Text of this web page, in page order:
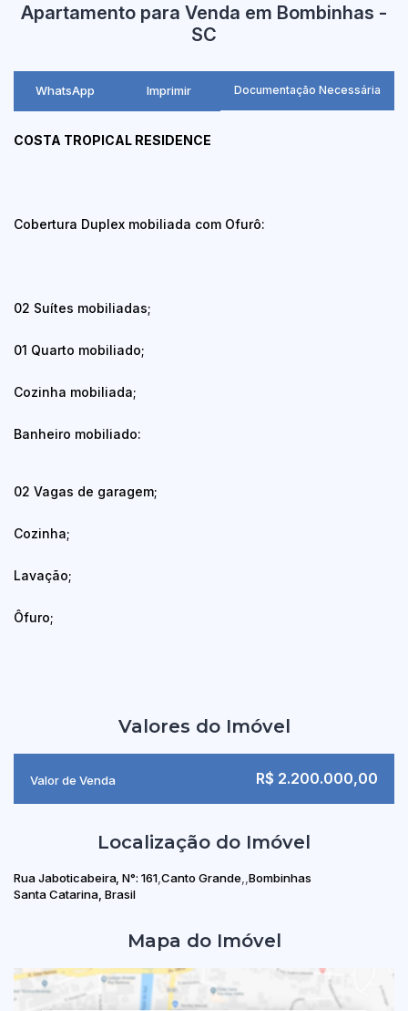
Apartamento para Venda em Bombinhas -
SC
WhatsApp Imprimir Documentação Necessária
COSTA TROPICAL RESIDENCE
Cobertura Duplex mobiliada com Ofurô:
02 Suítes mobiliadas;
01 Quarto mobiliado;
Cozinha mobiliada;
Banheiro mobiliado:
02 Vagas de garagem;
Cozinha;
Lavação;
Ôfuro;
Valores do Imóvel
R$ 2.200.000,00
Valor de Venda
Localização do Imóvel
Rua Jaboticabeira, N°: 161 Canto Grande Bombinhas
Santa Catarina, Brasil
Mapa do Imóvel